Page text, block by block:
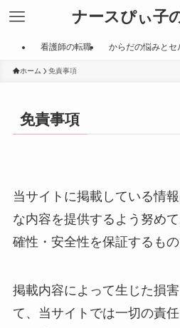
ナースぴぃ子
看護師の転職 からだの悩みとセ
ホーム 免責事項
免責事項
当サイトに掲載している情
な内容を提供するよう努め
確性・安全性を保証するもの
掲載内容によって生じた損
て、当サイトでは一切の責